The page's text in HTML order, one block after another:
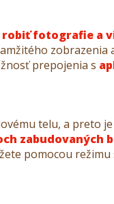
robiť fotografie a
zobrazenia
prepojenia s
telu, a preto
zabudovaných
pomocou